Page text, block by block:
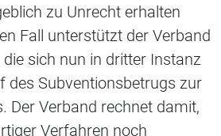
zu Unrecht erhalten
Fall unterstützt der Verband
sich nun in dritter Instanz
des Subventionsbetrugs zur
Der Verband rechnet damit,
Verfahren noch